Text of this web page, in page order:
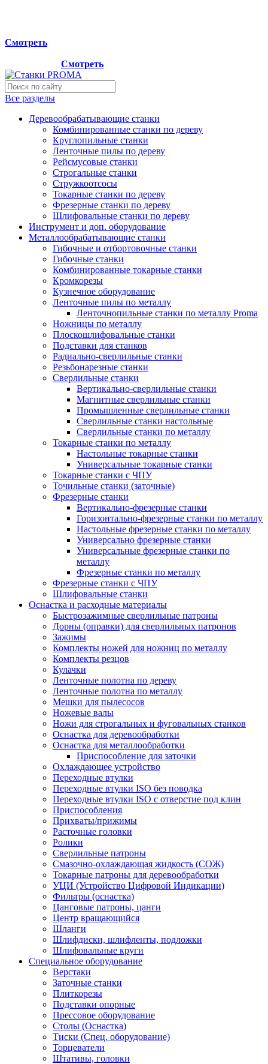
Смотреть
Смотреть
Все разделы
Деревообрабатывающие станки
Комбинированные станки по дереву
Круглопильные станки
Ленточные пилы по дереву
Рейсмусовые станки
Строгальные станки
Стружкоотсосы
Токарные станки по дереву
Фрезерные станки по дереву
Шлифовальные станки по дереву
Инструмент и доп. оборудование
Металлообрабатывающие станки
Гибочные и отбортовочные станки
Гибочные станки
Комбинированные токарные станки
Кромкорезы
Кузнечное оборудование
Ленточные пилы по металлу
Ленточнопильные станки по металлу Proma
Ножницы по металлу
Плоскошлифовальные станки
Подставки для станков
Радиально-сверлильные станки
Резьбонарезные станки
Сверлильные станки
Вертикально-сверлильные станки
Магнитные сверлильные станки
Промышленные сверлильные станки
Сверлильные станки настольные
Сверлильные станки по металлу
Токарные станки по металлу
Настольные токарные станки
Универсальные токарные станки
Токарные станки с ЧПУ
Точильные станки (заточные)
Фрезерные станки
Вертикально-фрезерные станки
Горизонтально-фрезерные станки по металлу
Настольные фрезерные станки по металлу
Универсально фрезерные станки
Универсальные фрезерные станки по
металлу
Фрезерные станки по металлу
Фрезерные станки с ЧПУ
Шлифовальные станки
Оснастка и расходные материалы
Быстрозажимные сверлильные патроны
Дорны (оправки) для сверлильных патронов
Зажимы
Комплекты ножей для ножниц по металлу
Комплекты резцов
Кулачки
Ленточные полотна по дереву
Ленточные полотна по металлу
Мешки для пылесосов
Ножевые валы
Ножи для строгальных и фуговальных станков
Оснастка для деревообработки
Оснастка для металлообработки
Приспособление для заточки
Охлаждающее устройство
Переходные втулки
Переходные втулки ISO без поводка
Переходные втулки ISO с отверстие под клин
Приспособления
Прихваты/прижимы
Расточные головки
Ролики
Сверлильные патроны
Смазочно-охлаждающая жидкость (СОЖ)
Токарные патроны для деревообработки
УЦИ (Устройство Цифровой Индикации)
Фильтры (оснастка)
Цанговые патроны, цанги
Центр вращающийся
Шланги
Шлифдиски, шлифленты, подложки
Шлифовальные круги
Специальное оборудование
Верстаки
Заточные станки
Плиткорезы
Подставки опорные
Прессовое оборудование
Столы (Оснастка)
Тиски (Спец. оборудование)
Торцеватели
Штативы, головки